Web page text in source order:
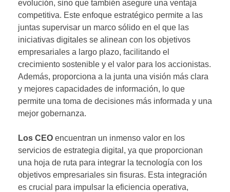
evolución, sino que también asegure una ventaja
competitiva. Este enfoque estratégico permite a las
juntas supervisar un marco sólido en el que las
iniciativas digitales se alinean con los objetivos
empresariales a largo plazo, facilitando el
crecimiento sostenible y el valor para los accionistas.
Además, proporciona a la junta una visión más clara
y mejores capacidades de información, lo que
permite una toma de decisiones más informada y una
mejor gobernanza.
Los CEO encuentran un inmenso valor en los
servicios de estrategia digital, ya que proporcionan
una hoja de ruta para integrar la tecnología con los
objetivos empresariales sin fisuras. Esta integración
es crucial para impulsar la eficiencia operativa,